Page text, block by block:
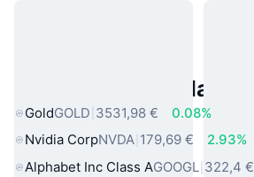
Asset reali popolari
GoldGOLD 3531,98 €
0.08%
Nvidia CorpNVDA 179,69 €
2.93%
Alphabet Inc Class AGOOGL 322,4 €